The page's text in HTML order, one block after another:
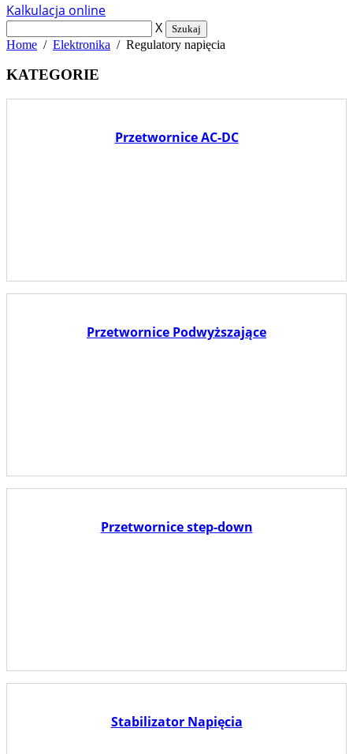
Kalkulacja online
X
Szukaj
Home / Elektronika / Regulatory napięcia
KATEGORIE
Przetwornice AC-DC
Przetwornice Podwyższające
Przetwornice step-down
Stabilizator Napięcia